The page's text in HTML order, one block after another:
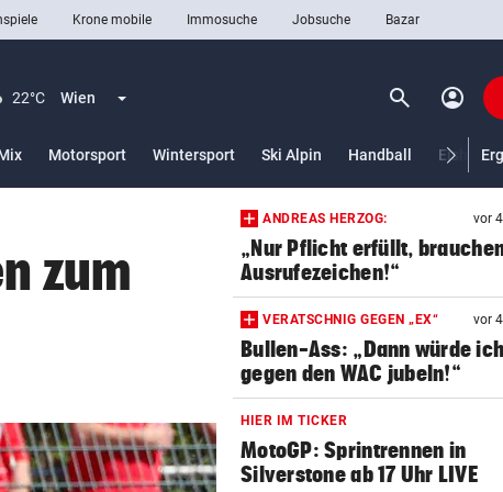
Krone mobile Immosuche Jobsuche Bazar
22°C Wien Menü aufklappen search Suchen
account_circle
Motorsport Wintersport Ski Alpin Handball
zum
ANDREAS HERZOG: vor
„Nur Pflicht erfüllt,
Ausrufezeichen!“
VERATSCHNIG GEGEN „EX“ vor
Bullen-Ass: „Dann würde
gegen den WAC jubeln!“
HIER IM TICKER
MotoGP: Sprintrennen in
Silverstone ab 17 Uhr LIVE